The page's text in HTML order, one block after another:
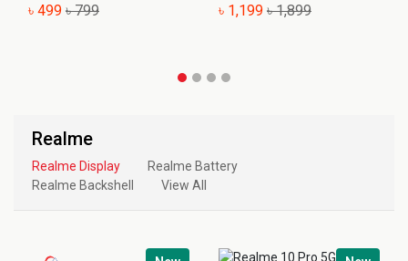
৳ 499 ৳ 799 ৳ 1,199 ৳ 1,899
Realme
Realme Display
Realme Battery
Realme Backshell
View All